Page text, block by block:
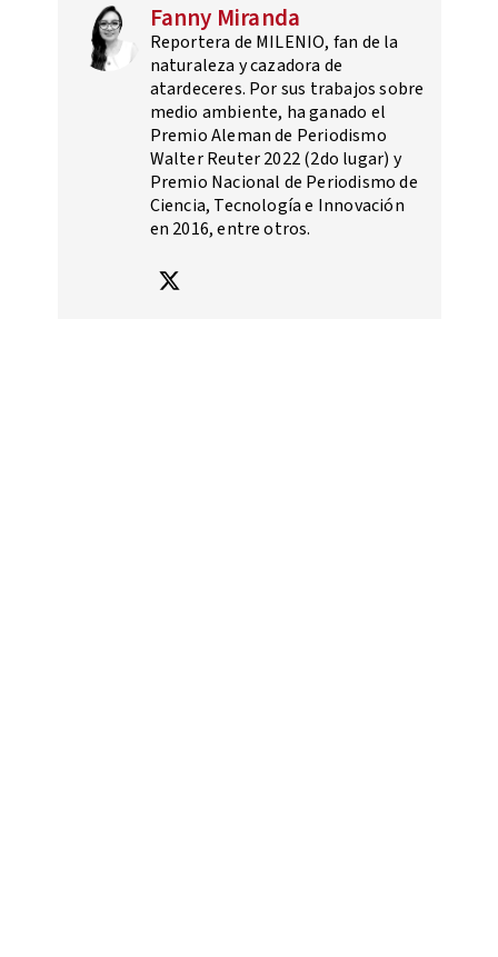
Fanny Miranda
Reportera de MILENIO, fan de la
naturaleza y cazadora de
atardeceres. Por sus trabajos sobre
medio ambiente, ha ganado el
Premio Aleman de Periodismo
Walter Reuter 2022 (2do lugar) y
Premio Nacional de Periodismo de
Ciencia, Tecnología e Innovación
en 2016, entre otros.